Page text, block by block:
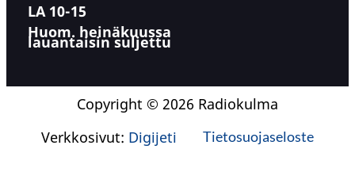
LA 10-15
Huom. heinäkuussa
lauantaisin suljettu
Copyright © 2026 Radiokulma
Verkkosivut: Digijeti Tietosuojaseloste